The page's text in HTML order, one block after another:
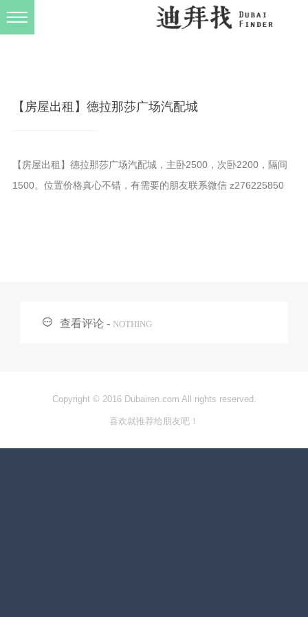
【房屋出租】德拉那莎广场汽配城
【房屋出租】德拉那莎广场汽配城，主卧2500，次卧2200，隔间
1500。位置价格真心不错，有需要的朋友联系微信 z276225850
 查看评论 - NOTHING
Copyright © 2016 Dubairen.com All rights reserved.
喜欢就推荐给朋友吧！